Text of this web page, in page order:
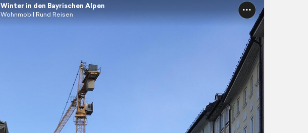
Winter in den Bayrischen Alpen
Wohnmobil Rund Reisen